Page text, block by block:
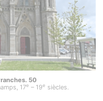
50
17e – 19e siècles.